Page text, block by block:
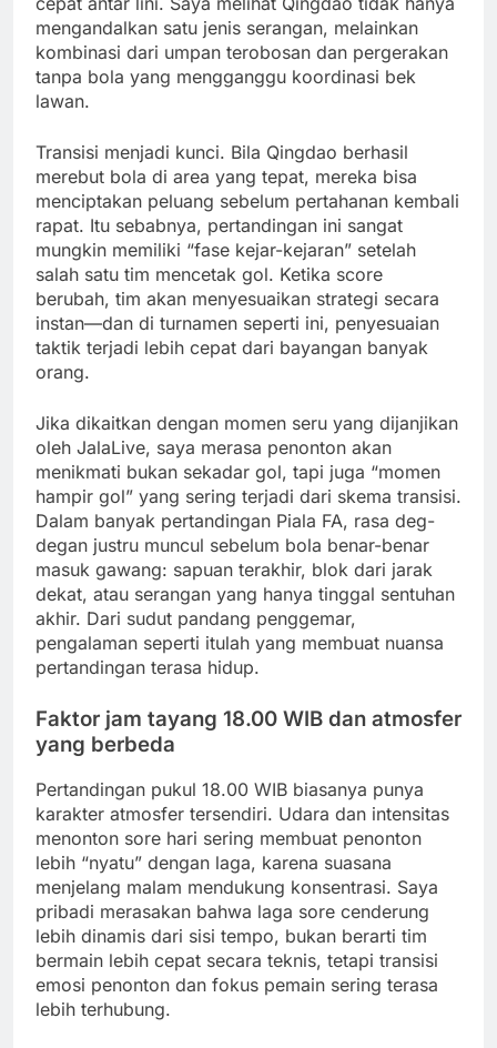
mengandalkan satu jenis serangan, melainkan
kombinasi dari umpan terobosan dan pergerakan
tanpa bola yang mengganggu koordinasi bek
lawan.
Transisi menjadi kunci. Bila Qingdao berhasil
merebut bola di area yang tepat, mereka bisa
menciptakan peluang sebelum pertahanan kembali
rapat. Itu sebabnya, pertandingan ini sangat
mungkin memiliki “fase kejar-kejaran” setelah
salah satu tim mencetak gol. Ketika score
berubah, tim akan menyesuaikan strategi secara
instan—dan di turnamen seperti ini, penyesuaian
taktik terjadi lebih cepat dari bayangan banyak
orang.
Jika dikaitkan dengan momen seru yang dijanjikan
oleh JalaLive, saya merasa penonton akan
menikmati bukan sekadar gol, tapi juga “momen
hampir gol” yang sering terjadi dari skema transisi.
Dalam banyak pertandingan Piala FA, rasa deg-
degan justru muncul sebelum bola benar-benar
masuk gawang: sapuan terakhir, blok dari jarak
dekat, atau serangan yang hanya tinggal sentuhan
akhir. Dari sudut pandang penggemar,
pengalaman seperti itulah yang membuat nuansa
pertandingan terasa hidup.
Faktor jam tayang 18.00 WIB dan atmosfer
yang berbeda
Pertandingan pukul 18.00 WIB biasanya punya
karakter atmosfer tersendiri. Udara dan intensitas
menonton sore hari sering membuat penonton
lebih “nyatu” dengan laga, karena suasana
menjelang malam mendukung konsentrasi. Saya
pribadi merasakan bahwa laga sore cenderung
lebih dinamis dari sisi tempo, bukan berarti tim
bermain lebih cepat secara teknis, tetapi transisi
emosi penonton dan fokus pemain sering terasa
lebih terhubung.